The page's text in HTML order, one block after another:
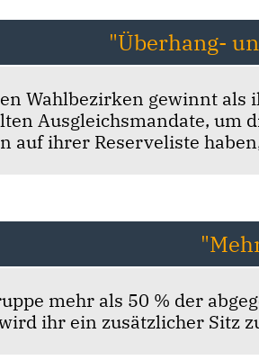
"Überhang-
Wahlbezirken gewinnt
Ausgleichsmandate,
auf ihrer Reserveliste
mehr als 50 % der
ihr ein zusätzlicher Sitz